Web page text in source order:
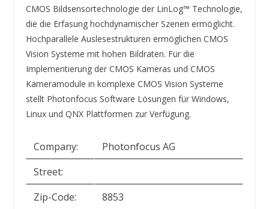
CMOS Bildsensortechnologie der LinLog™ Technologie,
die die Erfasung hochdynamischer Szenen ermöglicht.
Hochparallele Auslesestrukturen ermöglichen CMOS
Vision Systeme mit hohen Bildraten. Für die
Implementierung der CMOS Kameras und CMOS
Kameramodule in komplexe CMOS Vision Systeme
stellt Photonfocus Software Lösungen für Windows,
Linux und QNX Plattformen zur Verfügung.
Company:
Photonfocus AG
Street:
Zip-Code:
8853